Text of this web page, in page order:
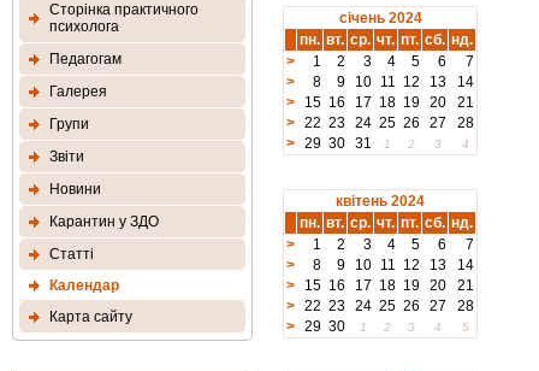
Сторінка практичного
психолога
Педагогам
Галерея
Групи
Звіти
Новини
Карантин у ЗДО
Статтi
Календар
Карта сайту
січень 2024
пн. вт. ср. чт. пт. сб. нд.
>
1 2 3 4 5 6
7
>
8 9 10 11 12 13
14
>
15 16 17 18 19 20
21
> 22 23 24 25 26 27
28
> 29 30 31 1 2 3 4
квітень 2024
пн. вт. ср. чт. пт. сб. нд.
>
1 2 3 4 5 6
7
>
8 9 10 11 12 13
14
>
15 16 17 18 19 20
21
> 22 23 24 25 26 27
28
> 29 30 1 2 3 4 5